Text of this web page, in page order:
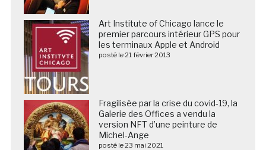
Art Institute of Chicago lance le
premier parcours intérieur GPS pour
les terminaux Apple et Android
posté le 21 février 2013
Fragilisée par la crise du covid-19, la
Galerie des Offices a vendu la
version NFT d’une peinture de
Michel-Ange
posté le 23 mai 2021